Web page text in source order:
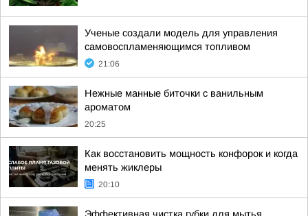
Ученые создали модель для управления
самовоспламеняющимся топливом
21:06
Нежные манные биточки с ванильным
ароматом
20:25
Как восстановить мощность конфорок и когда
менять жиклеры
20:10